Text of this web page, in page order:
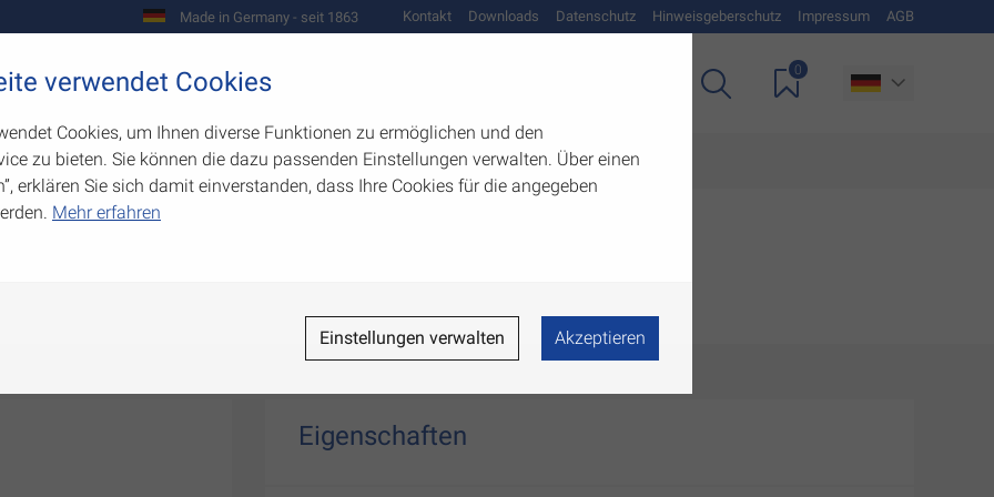
Made in Germany - seit 1863 Kontakt Downloads Datenschutz Hinweisgeberschutz Impressum AGB
Werkzeugbau
0
Eigenschaften
verwendet Cookies
Cookies, um Ihnen diverse Funktionen zu ermöglichen und den
zu bieten. Sie können die dazu passenden Einstellungen verwalten. Über einen
erklären Sie sich damit einverstanden, dass Ihre Cookies für die angegeben
Mehr erfahren
Einstellungen verwalten Akzeptieren